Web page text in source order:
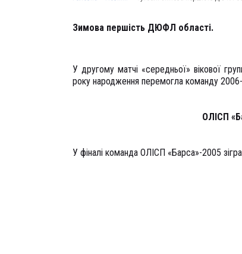
Зимова першість ДЮФЛ області.
У другому матчі «середньої» вікової
року народження перемогла команду
ОЛІСП
У фіналі команда ОЛІСП «Барса»-2005